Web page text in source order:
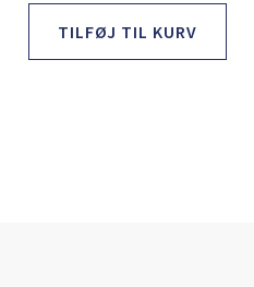
TILFØJ TIL KURV